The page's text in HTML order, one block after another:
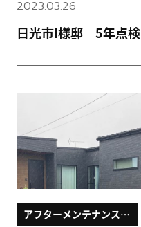
日光市I様邸 5年点検
2023.03.26
アフターメンテナンスブ